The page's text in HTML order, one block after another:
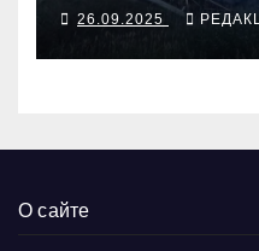
26.09.2025
О сайте